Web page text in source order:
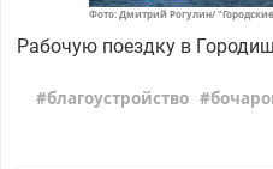
Фото: Дмитрий Рогулин/
Рабочую поездку в
благоустройство